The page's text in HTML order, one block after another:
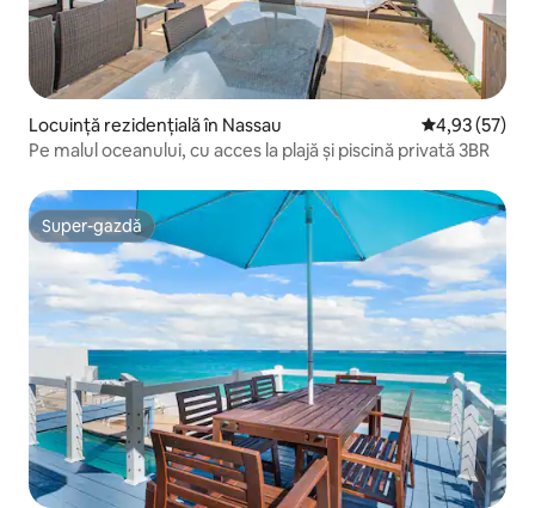
Locuință rezidențială în Nassau Scor mediu
4,93 (57)
Pe malul oceanului, cu acces la plajă și piscină privată 3BR
Super-gazdă
Super-gazdă